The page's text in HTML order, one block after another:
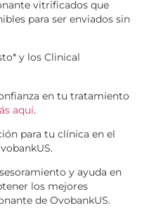
vitrificados que
para ser enviados sin
y los Clinical
en tu tratamiento
aquí.
para tu clínica en el
y ayuda en
los mejores
de OvobankUS.